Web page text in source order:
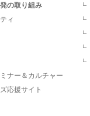
の取り組み
ィ
ナー＆カルチャー
応援サイト